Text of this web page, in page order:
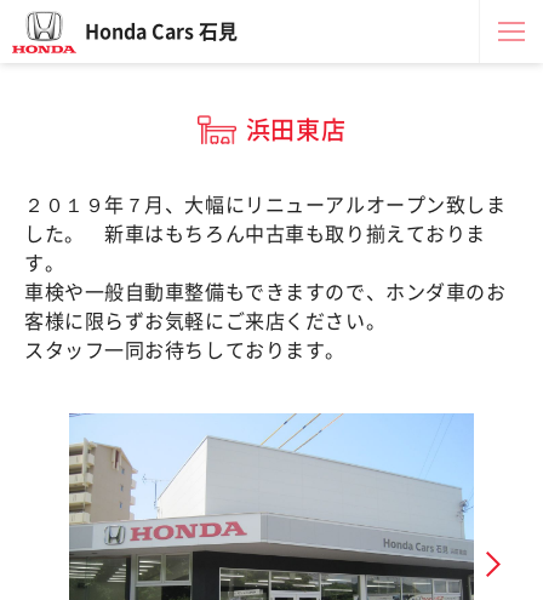
Honda Cars 石見
浜田東店
２０１９年７月、大幅にリニューアルオープン致しま
した。 新車はもちろん中古車も取り揃えておりま
す。
車検や一般自動車整備もできますので、ホンダ車のお
客様に限らずお気軽にご来店ください。
スタッフ一同お待ちしております。